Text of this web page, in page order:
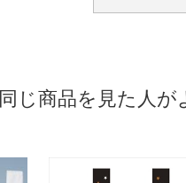
同じ商品を見た人